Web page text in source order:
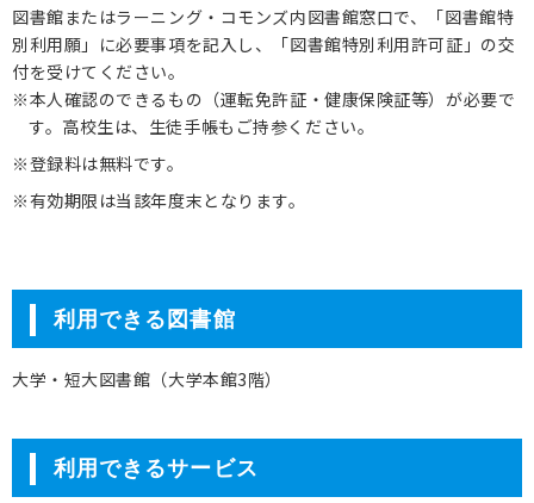
卒業生の方へ
企業の方へ
地域・一般の方へ
図書館またはラーニング・コモンズ内図書館窓口で、「図書館特
別利用願」に必要事項を記入し、「図書館特別利用許可証」の交
付を受けてください。
※本人確認のできるもの（運転免許証・健康保険証等）が必要で
す。高校生は、生徒手帳もご持参ください。
※登録料は無料です。
※有効期限は当該年度末となります。
利用できる図書館
大学・短大図書館（大学本館3階）
利用できるサービス